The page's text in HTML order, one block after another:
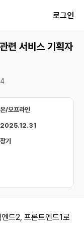
로그인
련 서비스 기획자
온/오프라인
2025.12.31
장기
드2, 프론트엔드1로